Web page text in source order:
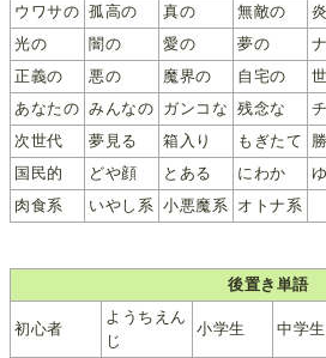
ウワサの 孤高の 真の 無敵の
光の
闇の 愛の 夢の
正義の
悪の 魔界の 自宅の
あなたの みんなの ガンコな 残念な
次世代
夢見る 箱入り もぎたて
国民的
どや顔 とある にわか
肉食系
いやし系 小悪魔系 オトナ系
後置き単語
初心者
ようちえん
じ
小学生 中学生